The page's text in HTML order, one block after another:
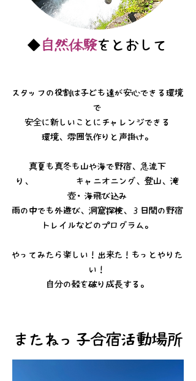
◆自然体験をとおして
スタッフの役割は子ども達が安心できる環境
で
安全に新しいことにチャレンジできる
環境、雰囲気作りと声掛け。
真夏も真冬も山や海で野宿、急流下
り、 キャニオニング、登山、滝
壺・海飛び込み
雨の中でも外遊び、洞窟探検、３日間の野宿
トレイルなどのプログラム。
やってみたら楽しい！出来た！もっとやりた
い！
自分の殻を破り成長する。
またねっ子合宿活動場所